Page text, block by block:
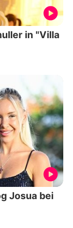
in "Villa
Josua bei